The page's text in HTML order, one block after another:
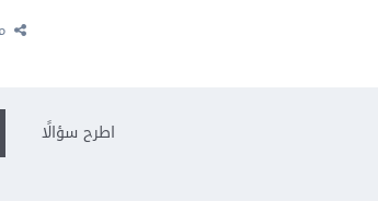
اطرح سؤالًا